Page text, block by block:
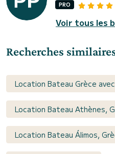
PRO
Voir tous les
Recherches
Location Bateau Grèce
Location Bateau Athènes,
Location Bateau Álimos,